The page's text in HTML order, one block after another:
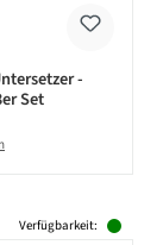
-
Set
Verfügbarkeit: